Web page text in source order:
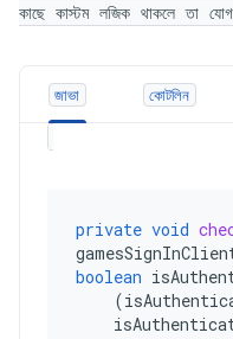
কাছে কাস্টম লজিক থাকলে তা
জাভা কোটলিন
private void
boolean
(